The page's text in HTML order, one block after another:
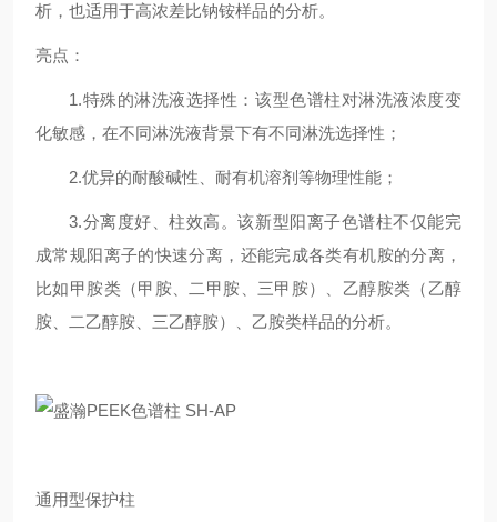
析，也适用于高浓差比钠铵样品的分析。
亮点：
1.特殊的淋洗液选择性：该型色谱柱对淋洗液浓度变
化敏感，在不同淋洗液背景下有不同淋洗选择性；
2.优异的耐酸碱性、耐有机溶剂等物理性能；
3.分离度好、柱效高。该新型阳离子色谱柱不仅能完
成常规阳离子的快速分离，还能完成各类有机胺的分离，
比如甲胺类（甲胺、二甲胺、三甲胺）、乙醇胺类（乙醇
胺、二乙醇胺、三乙醇胺）、乙胺类样品的分析。
通用型保护柱